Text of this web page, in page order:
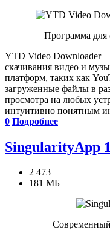
Программа для
YTD Video Downloader –
скачивания видео и
платформ, таких как
загруженные файлы в
просмотра на любых
интуитивно понятным
0 Подробнее
SingularityApp
2 473
181 МБ